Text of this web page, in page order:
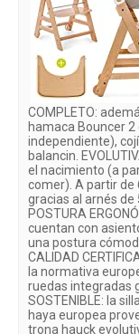
COMPLETO:
hamaca Bouncer
independiente),
balancin.
el nacimiento (a
comer). A partir de
gracias al arnés de
POSTURA
cuentan con
una postura
CALIDAD
la normativa
ruedas integradas
SOSTENIBLE: la
haya europea
trona hauck